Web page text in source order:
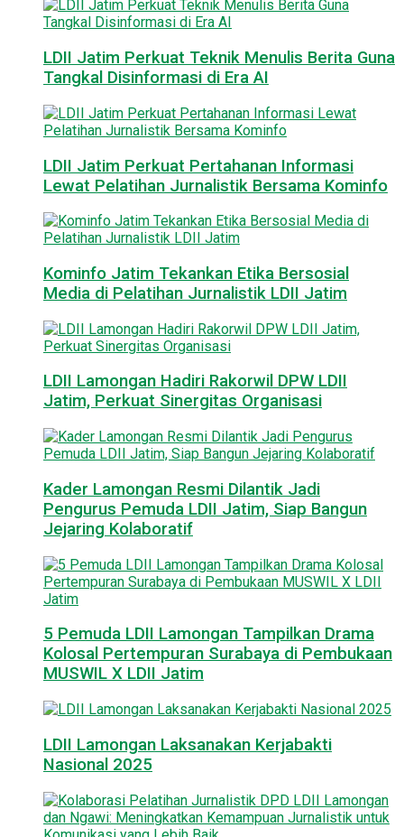
LDII Jatim Perkuat Teknik Menulis Berita Guna
Tangkal Disinformasi di Era AI
LDII Jatim Perkuat Pertahanan Informasi
Lewat Pelatihan Jurnalistik Bersama Kominfo
Kominfo Jatim Tekankan Etika Bersosial
Media di Pelatihan Jurnalistik LDII Jatim
LDII Lamongan Hadiri Rakorwil DPW LDII
Jatim, Perkuat Sinergitas Organisasi
Kader Lamongan Resmi Dilantik Jadi
Pengurus Pemuda LDII Jatim, Siap Bangun
Jejaring Kolaboratif
5 Pemuda LDII Lamongan Tampilkan Drama
Kolosal Pertempuran Surabaya di Pembukaan
MUSWIL X LDII Jatim
LDII Lamongan Laksanakan Kerjabakti
Nasional 2025